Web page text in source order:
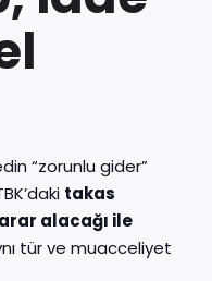
“zorunlu gider”
takas
alacağı ile
tür ve muacceliyet